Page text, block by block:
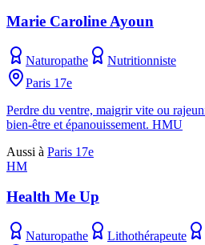
Marie Caroline Ayoun
Naturopathe
Nutritionniste
Paris 17e
Perdre du ventre, maigrir vite ou
bien-être et épanouissement. HMU
Aussi à Paris 17e
HM
Health Me Up
Naturopathe Lithothérapeute